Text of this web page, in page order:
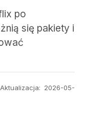
po
się pakiety i
Aktualizacja: 2026-05-